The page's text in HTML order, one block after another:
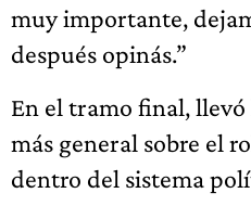
muy importante,
después opinás.”
En el tramo final,
más general sobre el
dentro del sistema